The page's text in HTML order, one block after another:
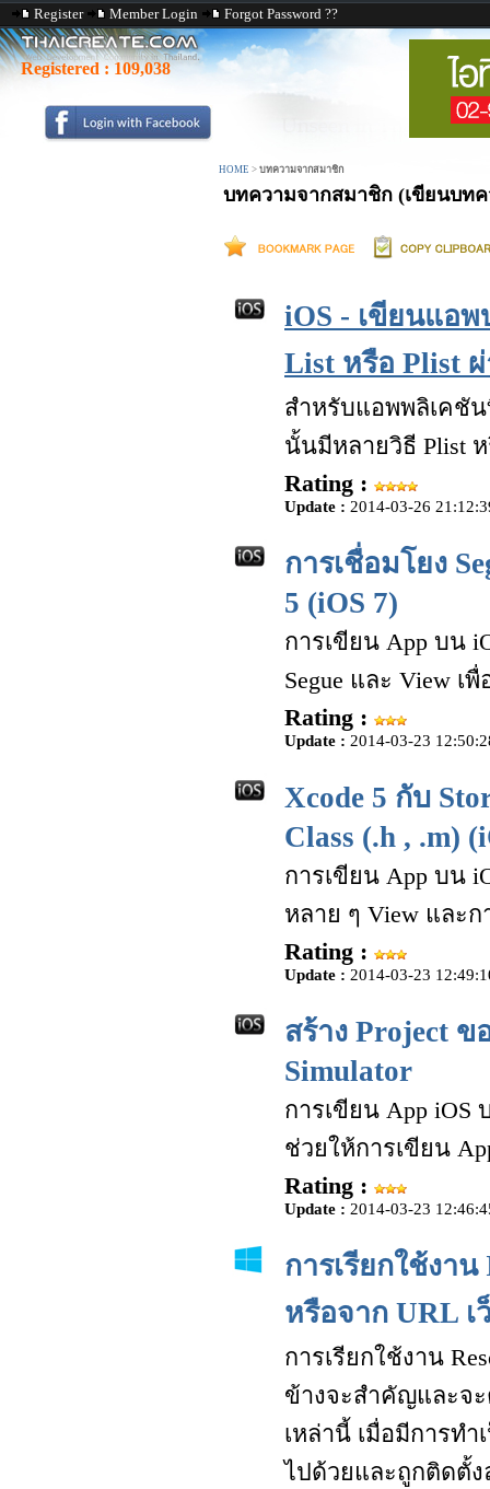
Register Member Login Forgot Password ??
Registered : 109,038
HOME > บทความจากสมาชิก
บทความจากสมาชิก (เขียนบท
iOS - เขียนแอ
List หรือ Plist
สำหรับแอพพลิเคชัน
นั้นมีหลายวิธี Plist ห
Rating :
Update : 2014-03-26
การเชื่อมโยง
5 (iOS 7)
การเขียน App บน
Segue และ View เ
Rating :
Update : 2014-03-23
Xcode 5 กับ
Class (.h , .m)
การเขียน App บน
หลาย ๆ View และก
Rating :
Update : 2014-03-23
สร้าง Project ข
Simulator
การเขียน App iOS
ช่วยให้การเขียน
Rating :
Update : 2014-03-23
การเรียกใช้งา
หรือจาก URL เ
การเรียกใช้งาน
ข้างจะสำคัญและจะ
เหล่านี้ เมื่อมีการทำ
ไปด้วยและถูกติดตั้ง